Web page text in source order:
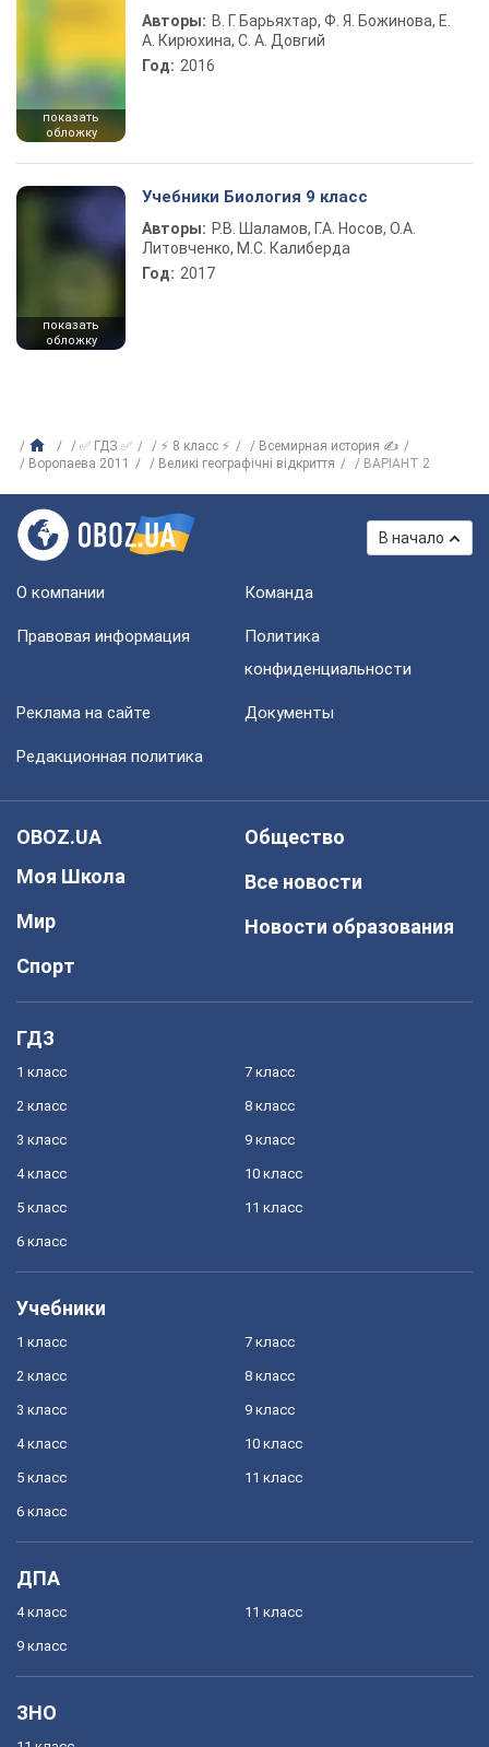
показать
обложку
Авторы: В. Г. Барьяхтар, Ф. Я. Божинова, Е.
А. Кирюхина, С. А. Довгий
Год: 2016
показать
обложку
Учебники Биология 9 класс
Авторы: Р.В. Шаламов, Г.А. Носов, О.А.
Литовченко, М.С. Калиберда
Год: 2017
✅ ГДЗ ✅ ⚡ 8 класс ⚡
Всемирная история ✍
Воропаева 2011
Великі географічні відкриття ВАРІАНТ 2
В начало
О компании Команда
Правовая информация
Политика
конфиденциальности
Реклама на сайте Документы
Редакционная политика
OBOZ.UA
Моя Школа
Мир
Спорт
Общество
Все новости
Новости образования
ГДЗ
1 класс
2 класс
3 класс
4 класс
5 класс
6 класс
7 класс
8 класс
9 класс
10 класс
11 класс
Учебники
1 класс
2 класс
3 класс
4 класс
5 класс
6 класс
7 класс
8 класс
9 класс
10 класс
11 класс
ДПА
4 класс
9 класс
11 класс
ЗНО